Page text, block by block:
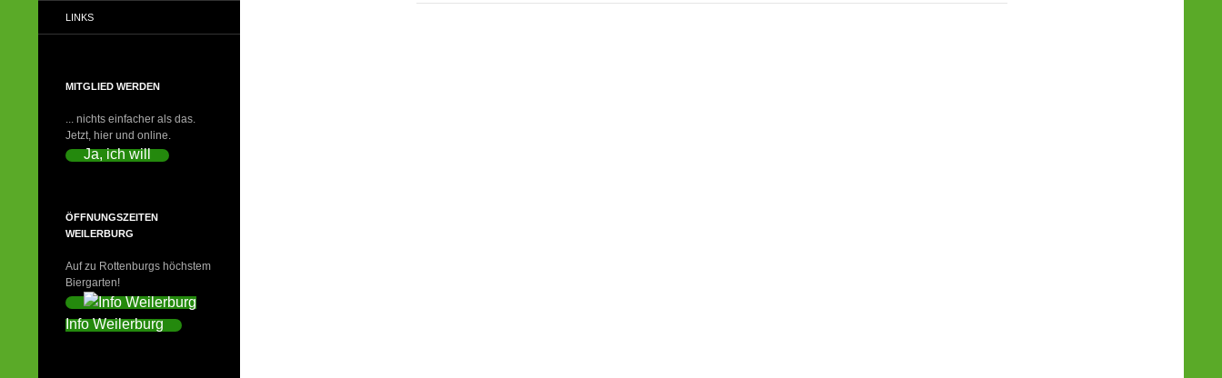
LINKS
MITGLIED WERDEN
... nichts einfacher als das.
Jetzt, hier und online.
Ja, ich will
ÖFFNUNGSZEITEN
WEILERBURG
Auf zu Rottenburgs höchstem
Biergarten!
Info Weilerburg